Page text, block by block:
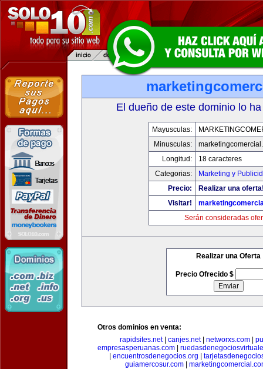
El dueño de este dominio lo
Mayusculas:
Minusculas:
Longitud:
18 caracteres
Categorias:
Marketing y
Precio:
Realizar una
Visitar!
Serán consideradas
Realizar una Oferta
Precio Ofrecido $
Otros dominios en venta:
rapidsites.net| canjes.net| networxs.com
empresasperuanas.com
encuentrosdenegocios.org
guiamercosur.com